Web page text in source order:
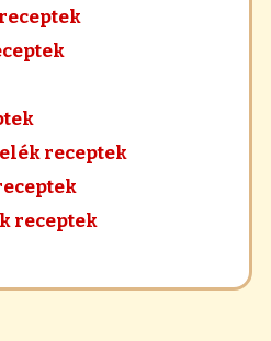
receptek
receptek